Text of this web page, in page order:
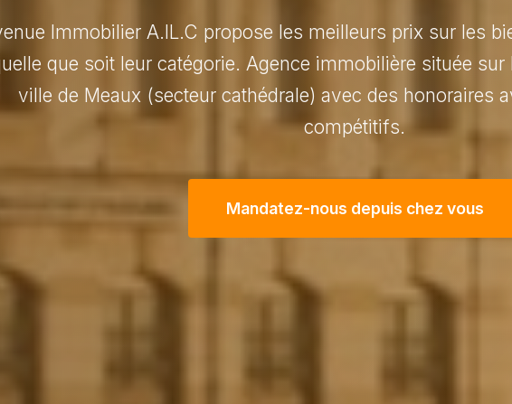
Immobilier A.IL.C propose les meilleurs prix sur les
que soit leur catégorie. Agence immobilière située sur
ville de Meaux (secteur cathédrale) avec des honoraires
compétitifs.
Mandatez-nous depuis chez vous